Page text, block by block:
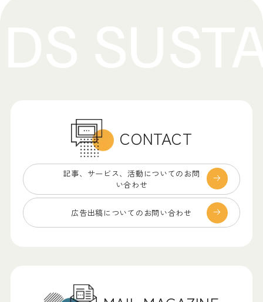
CONTACT
記事、サービス、 活動についてのお問
い合わせ
広告出稿についての お問い合わせ